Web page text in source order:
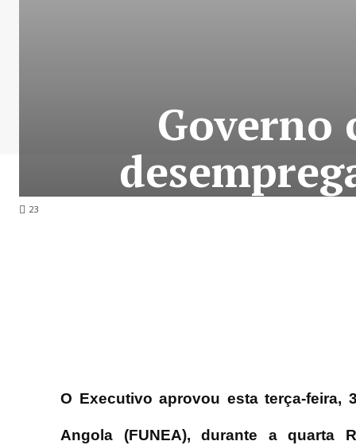
23
Governo
O Executivo aprovou esta terça-feira,
Angola (FUNEA), durante a quarta